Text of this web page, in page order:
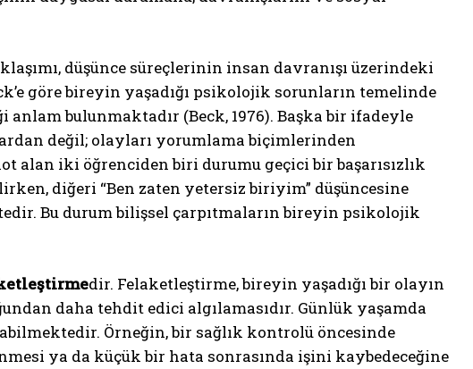
düşünce süreçlerinin insan davranışı üzerindeki
göre bireyin yaşadığı psikolojik sorunların temelinde
bulunmaktadır (Beck, 1976). Başka bir ifadeyle
değil; olayları yorumlama biçimlerinden
alan iki öğrenciden biri durumu geçici bir başarısızlık
diğeri “Ben zaten yetersiz biriyim” düşüncesine
Bu durum bilişsel çarpıtmaların bireyin psikolojik
dir. Felaketleştirme, bireyin yaşadığı bir olayın
daha tehdit edici algılamasıdır. Günlük yaşamda
Örneğin, bir sağlık kontrolü öncesinde
ya da küçük bir hata sonrasında işini kaybedeceğine